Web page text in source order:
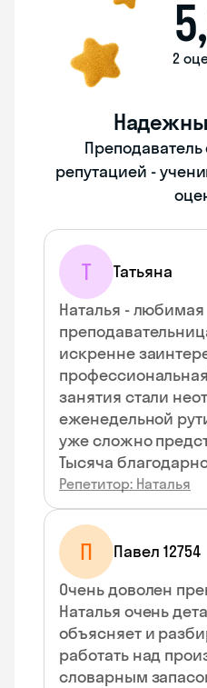
2
репутацией -
Т Татьяна
Наталья - любимая
искренне
занятия стали
еженедельной
уже сложно
Тысяча
Репетитор: Наталья
П
Павел 12754
Очень доволен
Наталья очень
объясняет и
работать над
словарным